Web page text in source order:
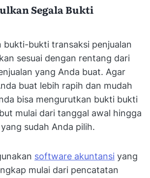
Segala Bukti
bukti-bukti transaksi penjualan
sesuai dengan rentang dari
yang Anda buat. Agar
buat lebih rapih dan mudah
bisa mengurutkan bukti bukti
mulai dari tanggal awal hingga
sudah Anda pilih.
software akuntansi yang
mulai dari pencatatan